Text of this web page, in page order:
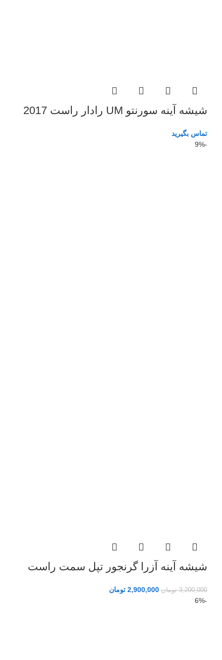
شیشه آینه سورنتو UM رادار راست 2017
تماس بگیرید
-9%
شیشه آینه آزرا گرنجور تپل سمت راست
3,200,000 تومان 2,900,000 تومان
-6%